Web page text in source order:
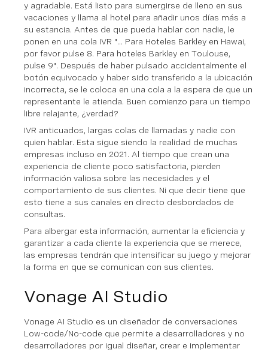
y agradable. Está listo para sumergirse de lleno en sus
vacaciones y llama al hotel para añadir unos días más a
su estancia. Antes de que pueda hablar con nadie, le
ponen en una cola IVR "... Para Hoteles Barkley en Hawai,
por favor pulse 8. Para hoteles Barkley en Toulouse,
pulse 9". Después de haber pulsado accidentalmente el
botón equivocado y haber sido transferido a la ubicación
incorrecta, se le coloca en una cola a la espera de que un
representante le atienda. Buen comienzo para un tiempo
libre relajante, ¿verdad?
IVR anticuados, largas colas de llamadas y nadie con
quien hablar. Esta sigue siendo la realidad de muchas
empresas incluso en 2021. Al tiempo que crean una
experiencia de cliente poco satisfactoria, pierden
información valiosa sobre las necesidades y el
comportamiento de sus clientes. Ni que decir tiene que
esto tiene a sus canales en directo desbordados de
consultas.
Para albergar esta información, aumentar la eficiencia y
garantizar a cada cliente la experiencia que se merece,
las empresas tendrán que intensificar su juego y mejorar
la forma en que se comunican con sus clientes.
Vonage AI Studio
Vonage AI Studio es un diseñador de conversaciones
Low-code/No-code que permite a desarrolladores y no
desarrolladores por igual diseñar, crear e implementar